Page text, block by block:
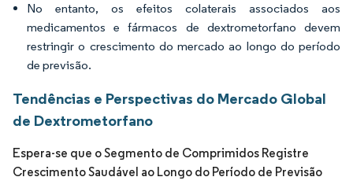
No entanto, os efeitos colaterais associados aos
medicamentos e fármacos de dextrometorfano devem
restringir o crescimento do mercado ao longo do período
de previsão.
Tendências e Perspectivas do Mercado Global
de Dextrometorfano
Espera-se que o Segmento de Comprimidos Registre
Crescimento Saudável ao Longo do Período de Previsão